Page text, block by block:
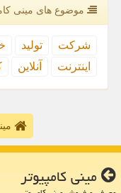
موضوع های مینی
شركت تولید
اینترنت
آنلاین
مینی كامپیوتر